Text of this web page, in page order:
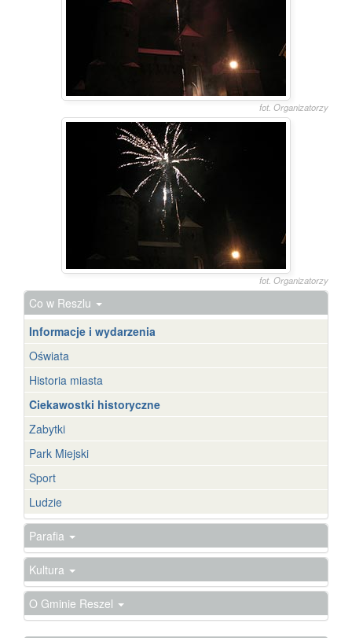
fot. Organizatorzy
fot. Organizatorzy
Co w Reszlu
Informacje i wydarzenia
Oświata
Historia miasta
Ciekawostki historyczne
Zabytki
Park Miejski
Sport
Ludzie
Parafia
Kultura
O Gminie Reszel